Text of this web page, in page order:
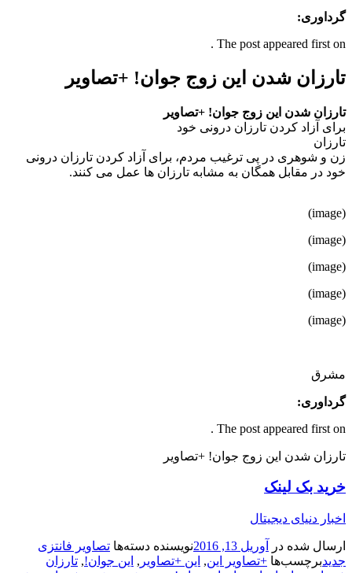
گرداوری:
The post appeared first on .
تارزان شدن این زوج جوان! +تصاویر
تارزان شدن این زوج جوان! +تصاویر
برای آزاد کردن تارزان درونی خود
تارزان
زن و شوهری در پی ترغیب مردم، برای آزاد کردن تارزان درونی
خود در مقابل همگان به مشابه تارزان ها عمل می کنند.
(image)
(image)
(image)
(image)
(image)
مشرق
گرداوری:
The post appeared first on .
تارزان شدن این زوج جوان! +تصاویر
خرید بک لینک
اخبار دنیای دیجیتال
ارسال شده در آوریل 13, 2016 نویسنده دسته‌ها تصاویر فانتزی
جدیدبرچسب‌ها +تصاویر این, این +تصاویر , این جوان!, تارزان